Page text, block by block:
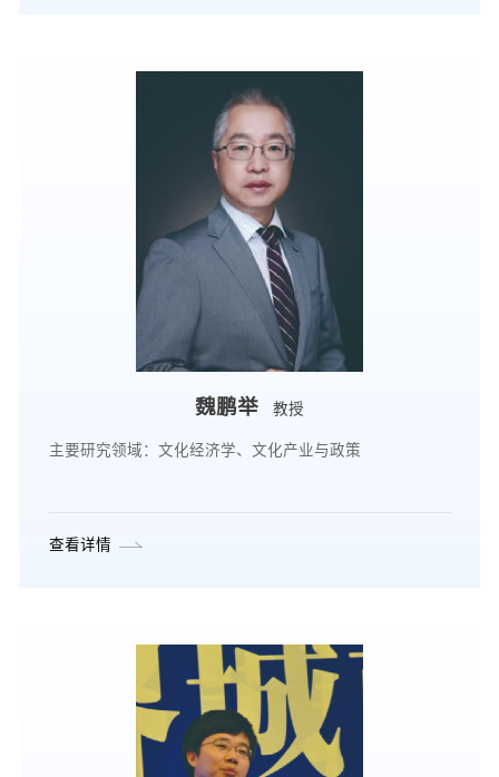
魏鹏举 教授
主要研究领域：文化经济学、文化产业与政策
查看详情